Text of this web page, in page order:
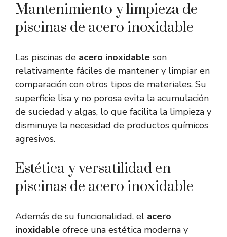
Mantenimiento y limpieza de
piscinas de acero inoxidable
Las piscinas de acero inoxidable son
relativamente fáciles de mantener y limpiar en
comparación con otros tipos de materiales. Su
superficie lisa y no porosa evita la acumulación
de suciedad y algas, lo que facilita la limpieza y
disminuye la necesidad de productos químicos
agresivos.
Estética y versatilidad en
piscinas de acero inoxidable
Además de su funcionalidad, el acero
inoxidable ofrece una estética moderna y